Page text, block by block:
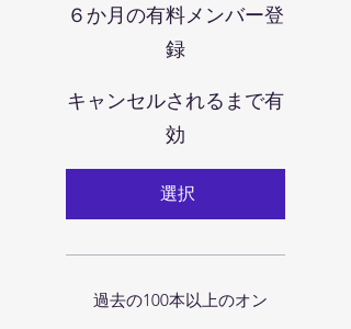
６か月の有料メンバー登
録
キャンセルされるまで有
効
選択
過去の100本以上のオン